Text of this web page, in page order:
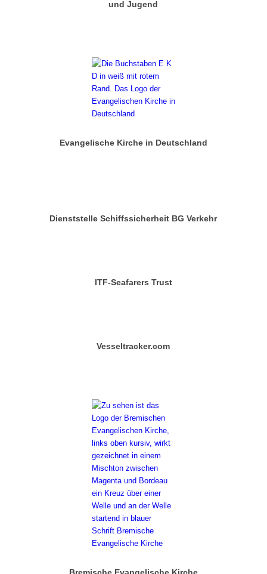
und Jugend
Evangelische Kirche in Deutschland
Dienststelle Schiffssicherheit BG Verkehr
ITF-Seafarers Trust
Vesseltracker.com